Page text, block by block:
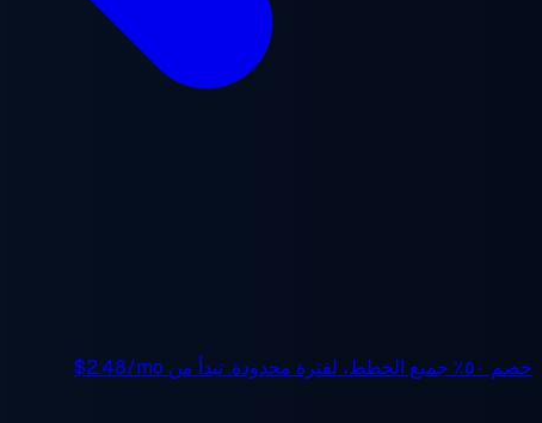
خصم ٥٠٪ جميع الخطط، لفترة محدودة. تبدأ من $2.48/mo